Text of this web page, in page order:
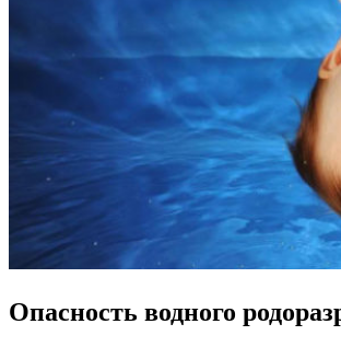
Опасность водного